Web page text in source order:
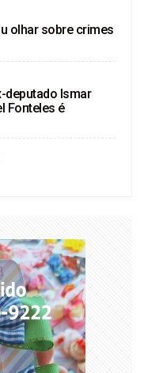
olhar sobre crimes
deputado Ismar
Fonteles é